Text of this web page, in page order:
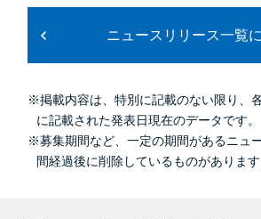
ニュースリリース一覧
※掲載内容は、特別に記載のない限り、
に記載された発表日現在のデータです。
※募集期間など、一定の期間があるニュ
間経過後に削除しているものがあります